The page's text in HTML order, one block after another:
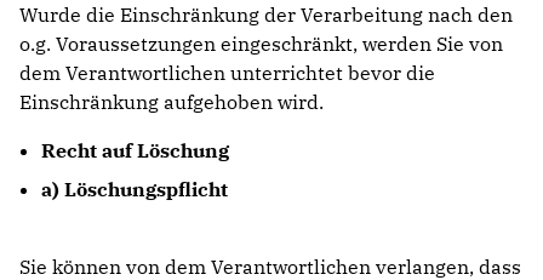
Wurde die Einschränkung der Verarbeitung nach den
o.g. Voraussetzungen eingeschränkt, werden Sie von
dem Verantwortlichen unterrichtet bevor die
Einschränkung aufgehoben wird.
Recht auf Löschung
a) Löschungspflicht
Sie können von dem Verantwortlichen verlangen, dass